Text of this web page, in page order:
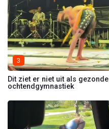
3
Dit ziet er niet uit als gezonde
ochtendgymnastiek